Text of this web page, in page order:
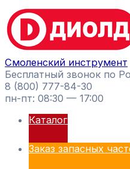
Перейти
к
содержимому
Смоленский инструмент
Бесплатный звонок по
8 (800) 777-84-30
пн-пт: 08:30 — 17:00
Каталог
Заказ запасных
Поиск
товаров